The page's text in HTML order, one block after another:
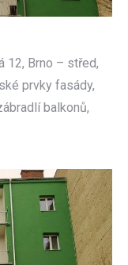
12, Brno – střed,
prvky fasády,
balkonů,